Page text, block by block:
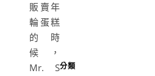
販賣年
輪蛋糕
的時
候，
Mr. S分類